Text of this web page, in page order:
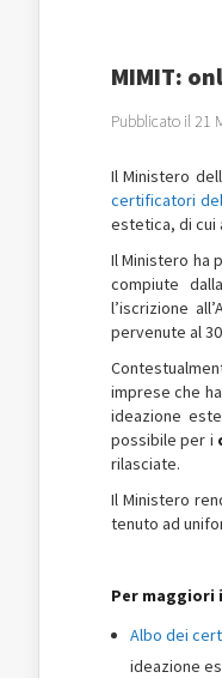
MIMIT:
Pubblicato il 21
Il Ministero
certificatori
estetica, di cui
Il Ministero ha
compiute
l’iscrizione
pervenute al
imprese che
ideazione
possibile per i
rilasciate.
Il Ministero
tenuto ad
Per maggiori
Albo dei
ideazione